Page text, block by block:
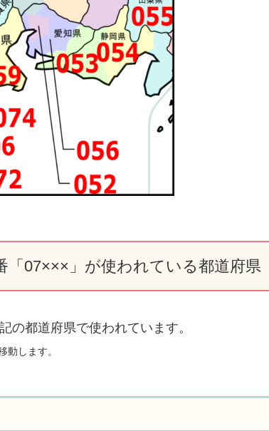
「07×××」が使われている都道府県
の都道府県で使われています。
します。